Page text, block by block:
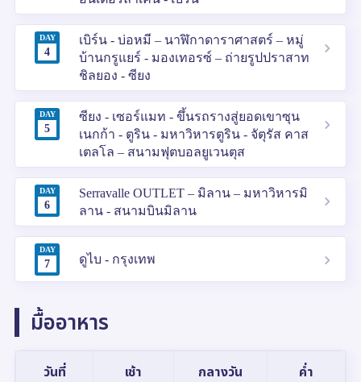
DAY
4
เบิร์น - บ่อหมี – นาฬิกาดาราศาสตร์ – หมู่
บ้านกรูแยร์ - มองเทอรซ์ – ถ่ายรูปปราสาท
ชิลยอง - ซียง
DAY
5
ซียง - เซอร์แมท - ขึ้นรถรางสู่ยอดเขาซุน
เนกก้า - ตูริน - มหาวิหารตูริน - จัตุรัส คาส
เตลโล – สนามฟุตบอลยูเวนตุส
DAY
6
Serravalle OUTLET – มิลาน – มหาวิหารมิ
ลาน - สนามบินมิลาน
DAY
7 ดูไบ - กรุงเทพ
มื้ออาหาร
วันที่ เช้า กลางวัน ค่ำ